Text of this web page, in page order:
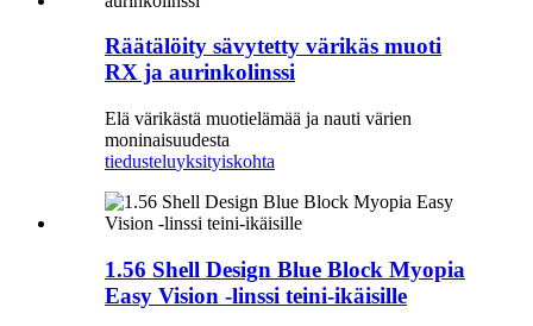
Räätälöity sävytetty värikäs muoti
RX ja aurinkolinssi
Elä värikästä muotielämää ja nauti värien
moninaisuudesta
tiedusteluyksityiskohta
1.56 Shell Design Blue Block Myopia
Easy Vision -linssi teini-ikäisille